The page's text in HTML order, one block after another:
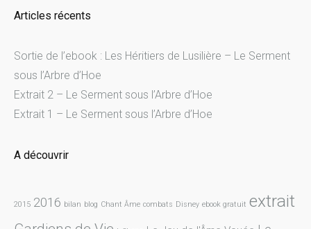
Articles récents
Sortie de l’ebook : Les Héritiers de Lusilière – Le Serment
sous l’Arbre d’Hoe
Extrait 2 – Le Serment sous l’Arbre d’Hoe
Extrait 1 – Le Serment sous l’Arbre d’Hoe
A découvrir
2015 2016 bilan blog Chant Âme combats Disney ebook gratuit extrait